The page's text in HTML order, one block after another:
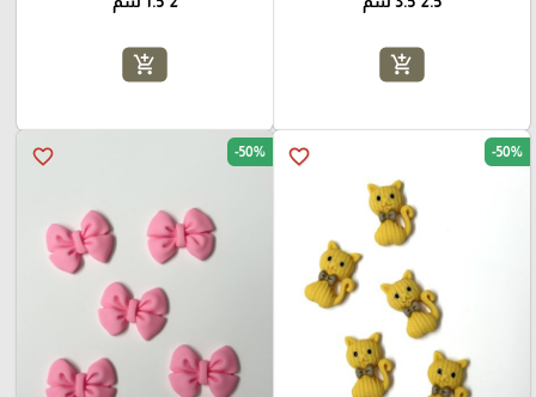
add_shopping_cart
add_shopping_cart
favorite_border -50%
favorite_border -50%